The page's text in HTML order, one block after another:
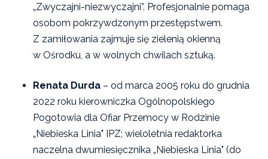
„Zwyczajni-niezwyczajni”. Profesjonalnie pomaga
osobom pokrzywdzonym przestępstwem.
Z zamiłowania zajmuje się zielenią okienną
w Ośrodku, a w wolnych chwilach sztuką.
Renata Durda – od marca 2005 roku do grudnia
2022 roku kierowniczka Ogólnopolskiego
Pogotowia dla Ofiar Przemocy w Rodzinie
„Niebieska Linia" IPZ; wieloletnia redaktorka
naczelna dwumiesięcznika „Niebieska Linia" (do